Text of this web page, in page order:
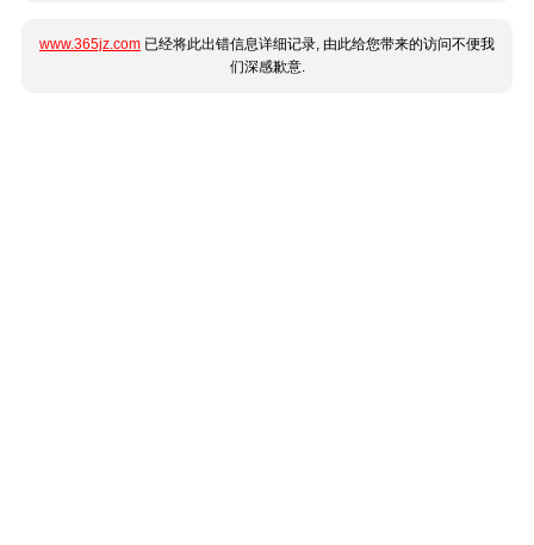
www.365jz.com 已经将此出错信息详细记录, 由此给您带来的访问不便我
们深感歉意.